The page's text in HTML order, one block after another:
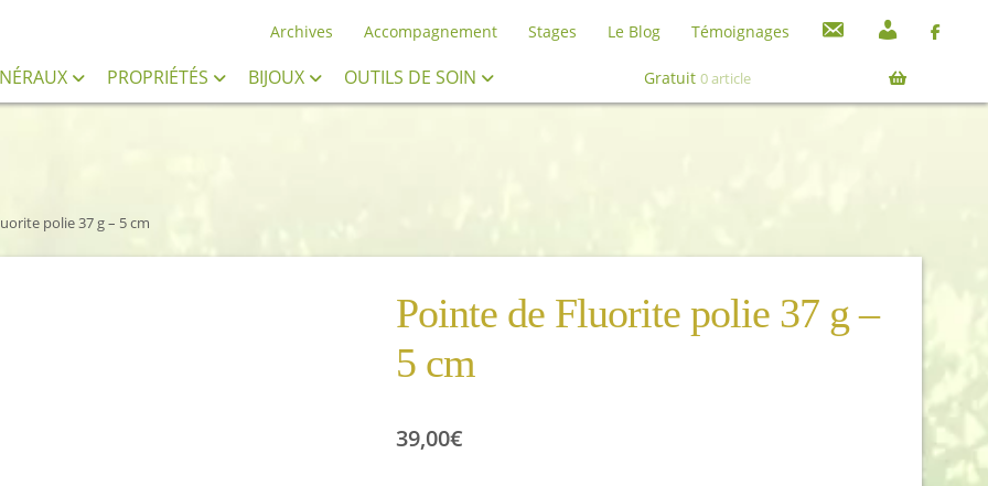
Archives Accompagnement Stages Le Blog Témoignages
a
n
c
o
pour :
PROPRIÉTÉS BIJOUX OUTILS DE SOIN Gratuit0 article
polie 37 g – 5 cm
Pointe de Fluorite polie 37 g –
5 cm
39,00€